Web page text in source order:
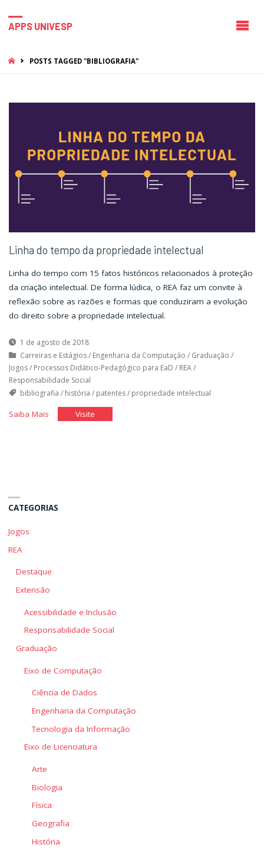
APPS UNIVESP
HOMEPOSTS TAGGED "BIBLIOGRAFIA"
Linha do tempo da propriedade intelectual
Linha do tempo com 15 fatos históricos relacionados à proteção
da criação intelectual. De forma lúdica, o REA faz um convite à
reflexão sobre as razões e formas que conduziram a evolução
do direito sobre a propriedade intelectual.
1 de agosto de 2018
Carreiras e Estágios/ Engenharia da Computação / Graduação /
Jogos/ Processos Didático-Pedagógico para EaD / REA/
Responsabilidade Social
bibliografia / história / patentes/ propriedade intelectual
Saiba Mais"Linha
Visite"Linha
CATEGORIAS
Jogos
REA
Destaque
Extensão
Acessibilidade e Inclusão
Responsabilidade Social
Graduação
Eixo de Computação
Ciência de Dados
Engenharia da Computação
Tecnologia da Informação
Eixo de Licenciatura
Arte
Biologia
Física
Geografia
História